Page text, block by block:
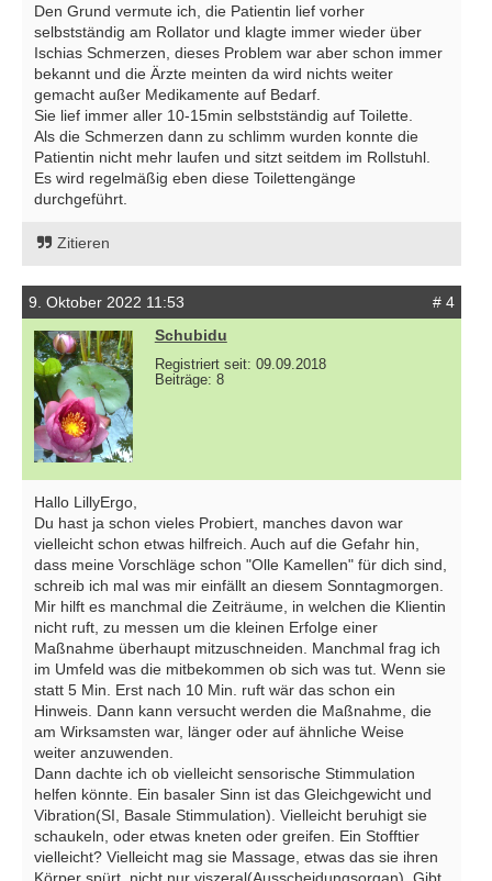
Den Grund vermute ich, die Patientin lief vorher
selbstständig am Rollator und klagte immer wieder über
Ischias Schmerzen, dieses Problem war aber schon immer
bekannt und die Ärzte meinten da wird nichts weiter
gemacht außer Medikamente auf Bedarf.
Sie lief immer aller 10-15min selbstständig auf Toilette.
Als die Schmerzen dann zu schlimm wurden konnte die
Patientin nicht mehr laufen und sitzt seitdem im Rollstuhl.
Es wird regelmäßig eben diese Toilettengänge
durchgeführt.
Zitieren
9. Oktober 2022 11:53
# 4
Schubidu
Registriert seit: 09.09.2018
Beiträge: 8
Hallo LillyErgo,
Du hast ja schon vieles Probiert, manches davon war
vielleicht schon etwas hilfreich. Auch auf die Gefahr hin,
dass meine Vorschläge schon "Olle Kamellen" für dich sind,
schreib ich mal was mir einfällt an diesem Sonntagmorgen.
Mir hilft es manchmal die Zeiträume, in welchen die Klientin
nicht ruft, zu messen um die kleinen Erfolge einer
Maßnahme überhaupt mitzuschneiden. Manchmal frag ich
im Umfeld was die mitbekommen ob sich was tut. Wenn sie
statt 5 Min. Erst nach 10 Min. ruft wär das schon ein
Hinweis. Dann kann versucht werden die Maßnahme, die
am Wirksamsten war, länger oder auf ähnliche Weise
weiter anzuwenden.
Dann dachte ich ob vielleicht sensorische Stimmulation
helfen könnte. Ein basaler Sinn ist das Gleichgewicht und
Vibration(SI, Basale Stimmulation). Vielleicht beruhigt sie
schaukeln, oder etwas kneten oder greifen. Ein Stofftier
vielleicht? Vielleicht mag sie Massage, etwas das sie ihren
Körper spürt, nicht nur viszeral(Ausscheidungsorgan). Gibt